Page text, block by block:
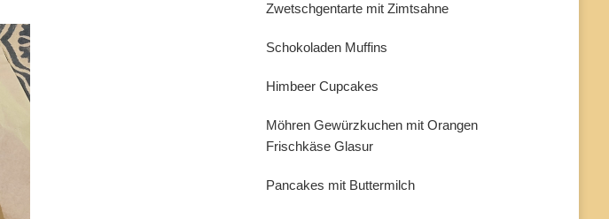
Zwetschgentarte mit Zimtsahne
Schokoladen Muffins
Himbeer Cupcakes
Möhren Gewürzkuchen mit Orangen
Frischkäse Glasur
Pancakes mit Buttermilch